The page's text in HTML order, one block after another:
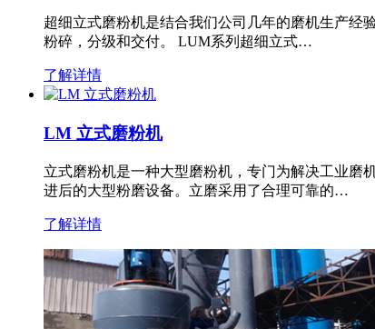
超细立式磨粉机是结合我们公司几年的磨机生产经
粉碎，分级和交付。 LUM系列超细立式…
了解详情
LM 立式磨粉机
立式磨粉机是一种大型磨粉机，专门为解决工业磨
进后的大型粉磨设备。立磨采用了合理可靠的…
了解详情